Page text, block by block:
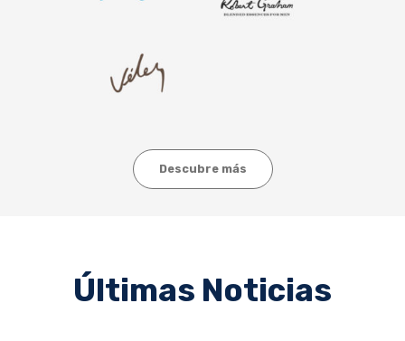
Descubre más
Últimas Noticias